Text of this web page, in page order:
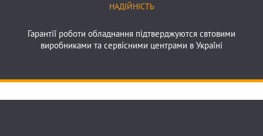
НАДІЙНІСТЬ
Гарантії роботи обладнання підтверджуются свтовими
виробниками та сервісними центрами в Україні
Надійність